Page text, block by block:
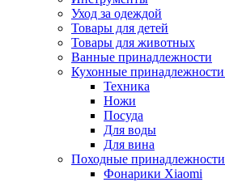
Уход за одеждой
Товары для детей
Товары для животных
Ванные принадлежности
Кухонные принадлежности
Техника
Ножи
Посуда
Для воды
Для вина
Походные принадлежности
Фонарики Xiaomi